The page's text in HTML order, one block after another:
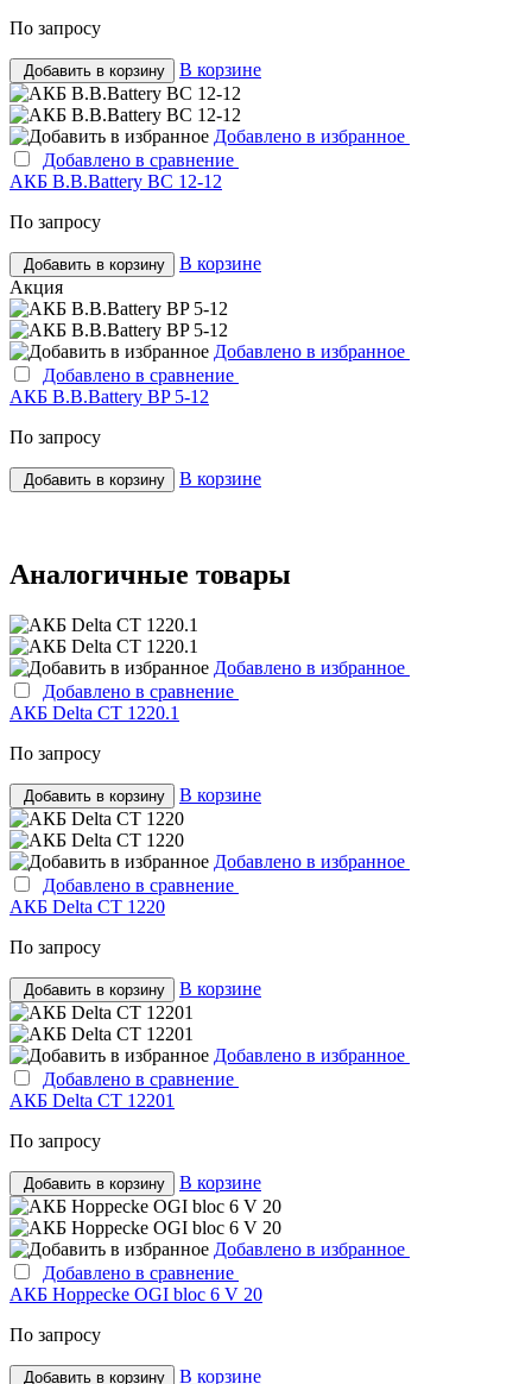
По запросу
Добавить в корзину В корзине
Добавлено в избранное
Добавлено в сравнение
АКБ B.B.Bаttery BC 12-12
По запросу
Добавить в корзину
В корзине
Акция
Добавлено в избранное
Добавлено в сравнение
АКБ B.B.Bаttery BP 5-12
По запросу
Добавить в корзину В корзине
Аналогичные товары
Добавлено в избранное
Добавлено в сравнение
АКБ Delta CT 1220.1
По запросу
Добавить в корзину В корзине
Добавлено в избранное
Добавлено в сравнение
АКБ Delta CT 1220
По запросу
Добавить в корзину В корзине
Добавлено в избранное
Добавлено в сравнение
АКБ Delta CT 12201
По запросу
Добавить в корзину В корзине
Добавлено в избранное
Добавлено в сравнение
АКБ Hoppecke OGI bloc 6 V 20
По запросу
Добавить в корзину В корзине